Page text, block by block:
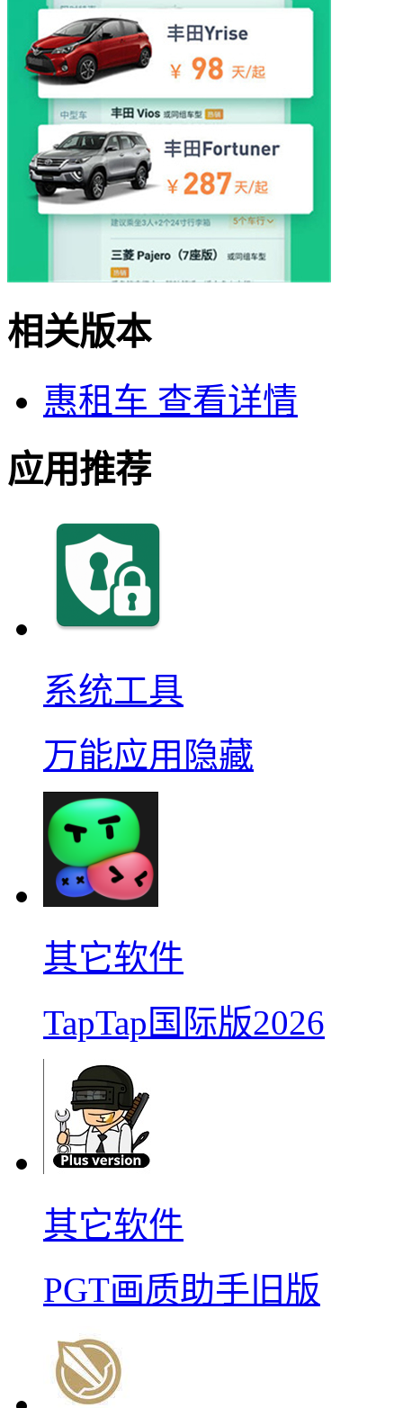
相关版本
惠租车 查看详情
应用推荐
系统工具
万能应用隐藏
其它软件
TapTap国际版2026
其它软件
PGT画质助手旧版